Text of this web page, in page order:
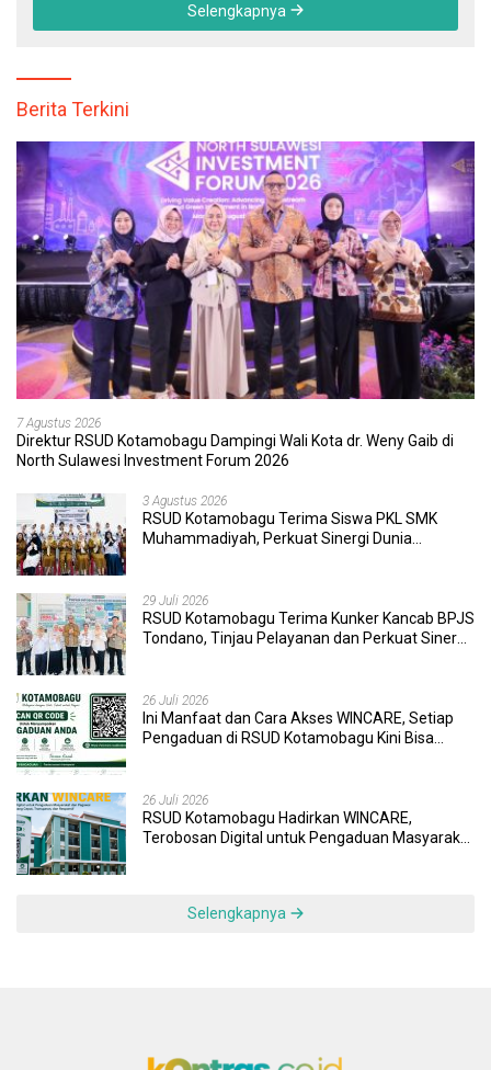
Selengkapnya
Berita Terkini
7 Agustus 2026
Direktur RSUD Kotamobagu Dampingi Wali Kota dr. Weny Gaib di
North Sulawesi Investment Forum 2026
3 Agustus 2026
RSUD Kotamobagu Terima Siswa PKL SMK
Muhammadiyah, Perkuat Sinergi Dunia
29 Juli 2026
RSUD Kotamobagu Terima Kunker Kancab BPJS
Tondano, Tinjau Pelayanan dan Perkuat Sinergi
26 Juli 2026
Ini Manfaat dan Cara Akses WINCARE, Setiap
Pengaduan di RSUD Kotamobagu Kini Bisa
26 Juli 2026
RSUD Kotamobagu Hadirkan WINCARE,
Terobosan Digital untuk Pengaduan Masyarakat
Selengkapnya